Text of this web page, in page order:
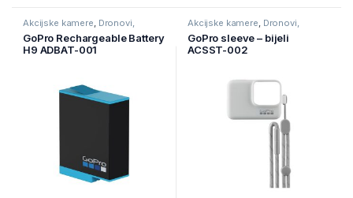
Akcijske kamere, Dronovi,
kamere I navigacije Kamere
GoPro Rechargeable Battery
H9 ADBAT-001
Akcijske kamere, Dronovi,
kamere I navigacije Kamere
GoPro sleeve – bijeli
ACSST-002